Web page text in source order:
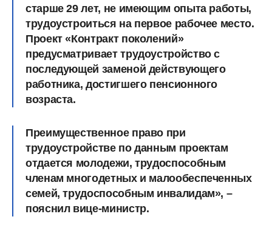
старше 29 лет, не имеющим опыта работы,
трудоустроиться на первое рабочее место.
Проект «Контракт поколений»
предусматривает трудоустройство с
последующей заменой действующего
работника, достигшего пенсионного
возраста.
Преимущественное право при
трудоустройстве по данным проектам
отдается молодежи, трудоспособным
членам многодетных и малообеспеченных
семей, трудоспособным инвалидам», –
пояснил вице-министр.